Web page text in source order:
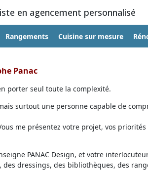
en agencement personnalisé
Rangements Cuisine sur mesure
Panac
porter seul toute la complexité.
surtout une personne capable de
me présentez votre projet, vos
PANAC Design, et votre
dressings, des bibliothèques, des